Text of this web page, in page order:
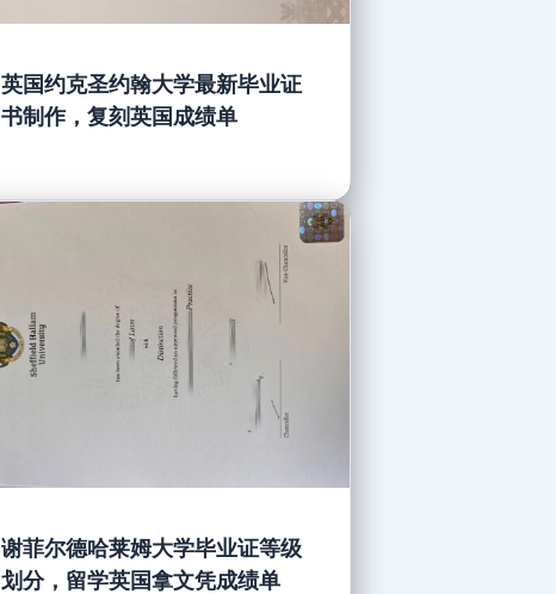
英国约克圣约翰大学最新毕业证
书制作，复刻英国成绩单
谢菲尔德哈莱姆大学毕业证等级
划分，留学英国拿文凭成绩单